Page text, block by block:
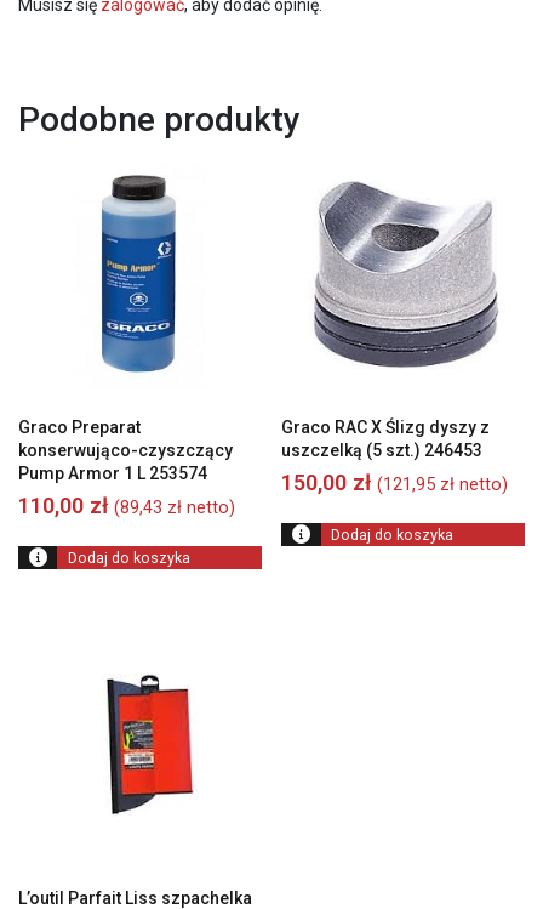
Musisz się zalogować, aby dodać opinię.
Podobne produkty
Graco Preparat
konserwująco-czyszczący
Pump Armor 1 L 253574
110,00 zł (89,43 zł netto)
Dodaj do koszyka
Graco RAC X Ślizg dyszy z
uszczelką (5 szt.) 246453
150,00 zł (121,95 zł netto)
Dodaj do koszyka
L’outil Parfait Liss szpachelka